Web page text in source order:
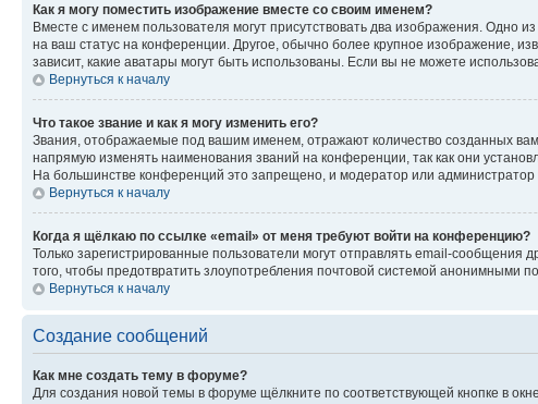
Как я могу поместить изображение вместе со своим именем?
Вместе с именем пользователя могут присутствовать два изображения. Одно
на ваш статус на конференции. Другое, обычно более крупное изображение,
зависит, какие аватары могут быть использованы. Если вы не можете
Вернуться к началу
Что такое звание и как я могу изменить его?
Звания, отображаемые под вашим именем, отражают количество созданных
напрямую изменять наименования званий на конференции, так как они
На большинстве конференций это запрещено, и модератор или администратор
Вернуться к началу
Когда я щёлкаю по ссылке «email» от меня требуют войти на конференцию?
Только зарегистрированные пользователи могут отправлять email-
того, чтобы предотвратить злоупотребления почтовой системой анонимными
Вернуться к началу
Создание сообщений
Как мне создать тему в форуме?
Для создания новой темы в форуме щёлкните по соответствующей кнопке в